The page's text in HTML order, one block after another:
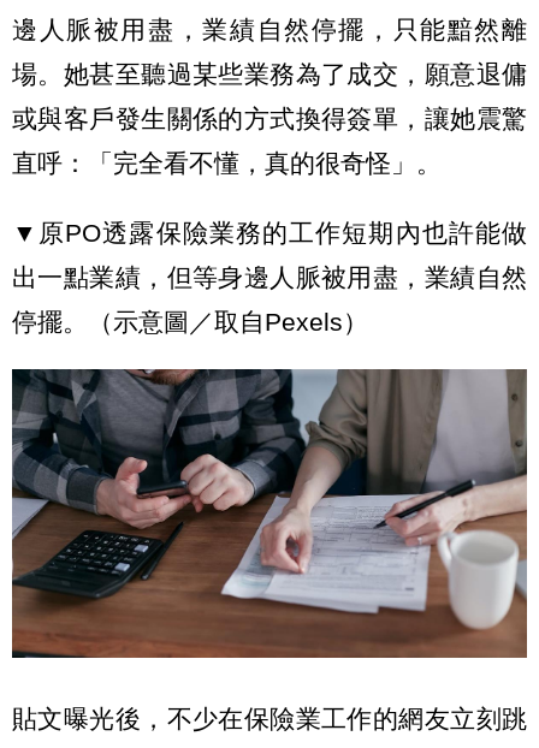
邊人脈被用盡，業績自然停擺，只能黯然離
場。她甚至聽過某些業務為了成交，願意退傭
或與客戶發生關係的方式換得簽單，讓她震驚
直呼：「完全看不懂，真的很奇怪」。
▼原PO透露保險業務的工作短期內也許能做
出一點業績，但等身邊人脈被用盡，業績自然
停擺。（示意圖／取自Pexels）
貼文曝光後，不少在保險業工作的網友立刻跳